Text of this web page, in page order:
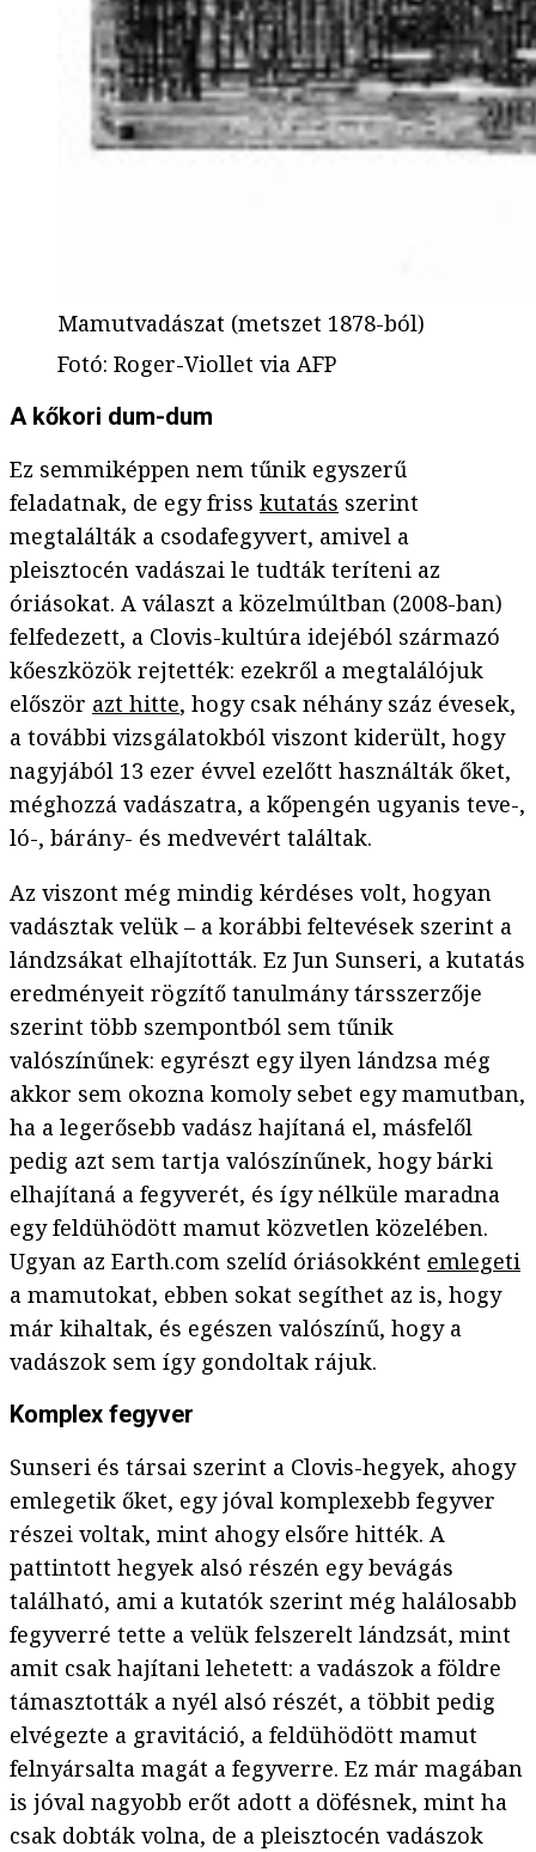
Mamutvadászat (metszet 1878-ból)
Fotó: Roger-Viollet via AFP
A kőkori dum-dum
Ez semmiképpen nem tűnik egyszerű
feladatnak, de egy friss kutatás szerint
megtalálták a csodafegyvert, amivel a
pleisztocén vadászai le tudták teríteni az
óriásokat. A választ a közelmúltban (2008-ban)
felfedezett, a Clovis-kultúra idejéból származó
kőeszközök rejtették: ezekről a megtalálójuk
először azt hitte, hogy csak néhány száz évesek,
a további vizsgálatokból viszont kiderült, hogy
nagyjából 13 ezer évvel ezelőtt használták őket,
méghozzá vadászatra, a kőpengén ugyanis teve-,
ló-, bárány- és medvevért találtak.
Az viszont még mindig kérdéses volt, hogyan
vadásztak velük – a korábbi feltevések szerint a
lándzsákat elhajították. Ez Jun Sunseri, a kutatás
eredményeit rögzítő tanulmány társszerzője
szerint több szempontból sem tűnik
valószínűnek: egyrészt egy ilyen lándzsa még
akkor sem okozna komoly sebet egy mamutban,
ha a legerősebb vadász hajítaná el, másfelől
pedig azt sem tartja valószínűnek, hogy bárki
elhajítaná a fegyverét, és így nélküle maradna
egy feldühödött mamut közvetlen közelében.
Ugyan az Earth.com szelíd óriásokként emlegeti
a mamutokat, ebben sokat segíthet az is, hogy
már kihaltak, és egészen valószínű, hogy a
vadászok sem így gondoltak rájuk.
Komplex fegyver
Sunseri és társai szerint a Clovis-hegyek, ahogy
emlegetik őket, egy jóval komplexebb fegyver
részei voltak, mint ahogy elsőre hitték. A
pattintott hegyek alsó részén egy bevágás
található, ami a kutatók szerint még halálosabb
fegyverré tette a velük felszerelt lándzsát, mint
amit csak hajítani lehetett: a vadászok a földre
támasztották a nyél alsó részét, a többit pedig
elvégezte a gravitáció, a feldühödött mamut
felnyársalta magát a fegyverre. Ez már magában
is jóval nagyobb erőt adott a döfésnek, mint ha
csak dobták volna, de a pleisztocén vadászok